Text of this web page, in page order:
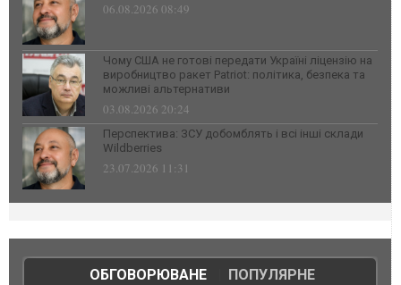
06.08.2026 08:49
Чому США не готові передати Україні ліцензію на
виробництво ракет Patriot: політика, безпека та
можливі альтернативи
03.08.2026 20:24
Перспектива: ЗСУ добомблять і всі інші склади
Wildberries
23.07.2026 11:31
ОБГОВОРЮВАНЕ| ПОПУЛЯРНЕ